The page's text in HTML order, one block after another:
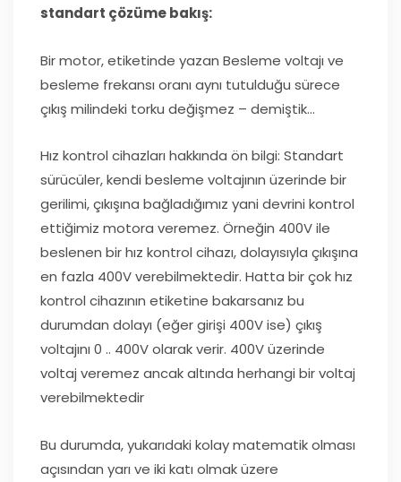
standart çözüme bakış:
Bir motor, etiketinde yazan Besleme voltajı ve
besleme frekansı oranı aynı tutulduğu sürece
çıkış milindeki torku değişmez – demiştik…
Hız kontrol cihazları hakkında ön bilgi: Standart
sürücüler, kendi besleme voltajının üzerinde bir
gerilimi, çıkışına bağladığımız yani devrini kontrol
ettiğimiz motora veremez. Örneğin 400V ile
beslenen bir hız kontrol cihazı, dolayısıyla çıkışına
en fazla 400V verebilmektedir. Hatta bir çok hız
kontrol cihazının etiketine bakarsanız bu
durumdan dolayı (eğer girişi 400V ise) çıkış
voltajını 0 .. 400V olarak verir. 400V üzerinde
voltaj veremez ancak altında herhangi bir voltaj
verebilmektedir
Bu durumda, yukarıdaki kolay matematik olması
açısından yarı ve iki katı olmak üzere